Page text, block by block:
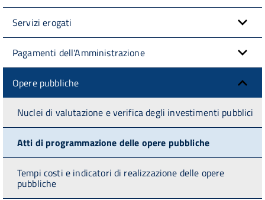
Servizi erogati
Pagamenti dell'Amministrazione
Opere pubbliche
Nuclei di valutazione e verifica degli investimenti pubblici
Atti di programmazione delle opere pubbliche
Tempi costi e indicatori di realizzazione delle opere
pubbliche